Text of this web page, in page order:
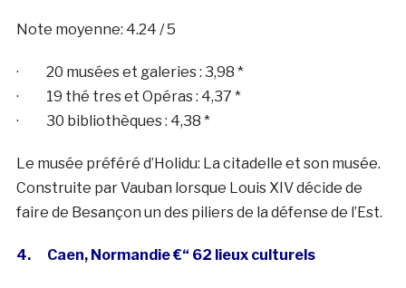
Note moyenne: 4.24 / 5
· 20 musées et galeries : 3,98 *
· 19 thé tres et Opéras : 4,37 *
· 30 bibliothèques : 4,38 *
Le musée préféré d’Holidu: La citadelle et son musée.
Construite par Vauban lorsque Louis XIV décide de
faire de Besançon un des piliers de la défense de l’Est.
4. Caen, Normandie €“ 62 lieux culturels